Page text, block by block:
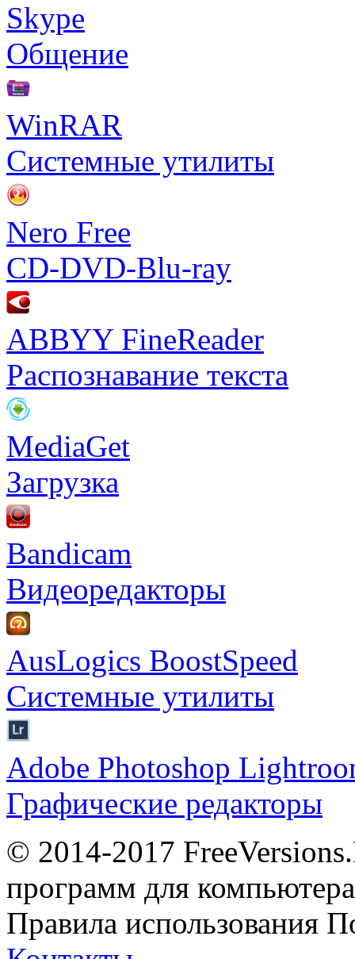
Skype
Общение
WinRAR
Системные утилиты
Nero Free
CD-DVD-Blu-ray
ABBYY FineReader
Распознавание текста
MediaGet
Загрузка
Bandicam
Видеоредакторы
AusLogics BoostSpeed
Системные утилиты
Adobe Photoshop
Графические редакторы
© 2014-2017
программ для
Правила использования